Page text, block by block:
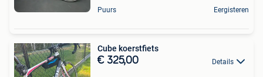
Puurs Eergisteren
Cube koerstfiets
€ 325,00 Details